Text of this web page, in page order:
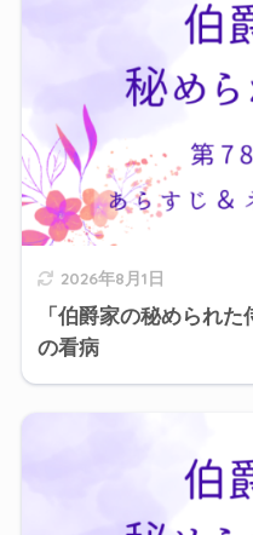
2026年8月1日
「伯爵家の秘められ
の看病